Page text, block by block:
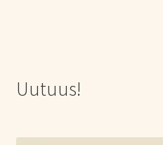
Uutuus!